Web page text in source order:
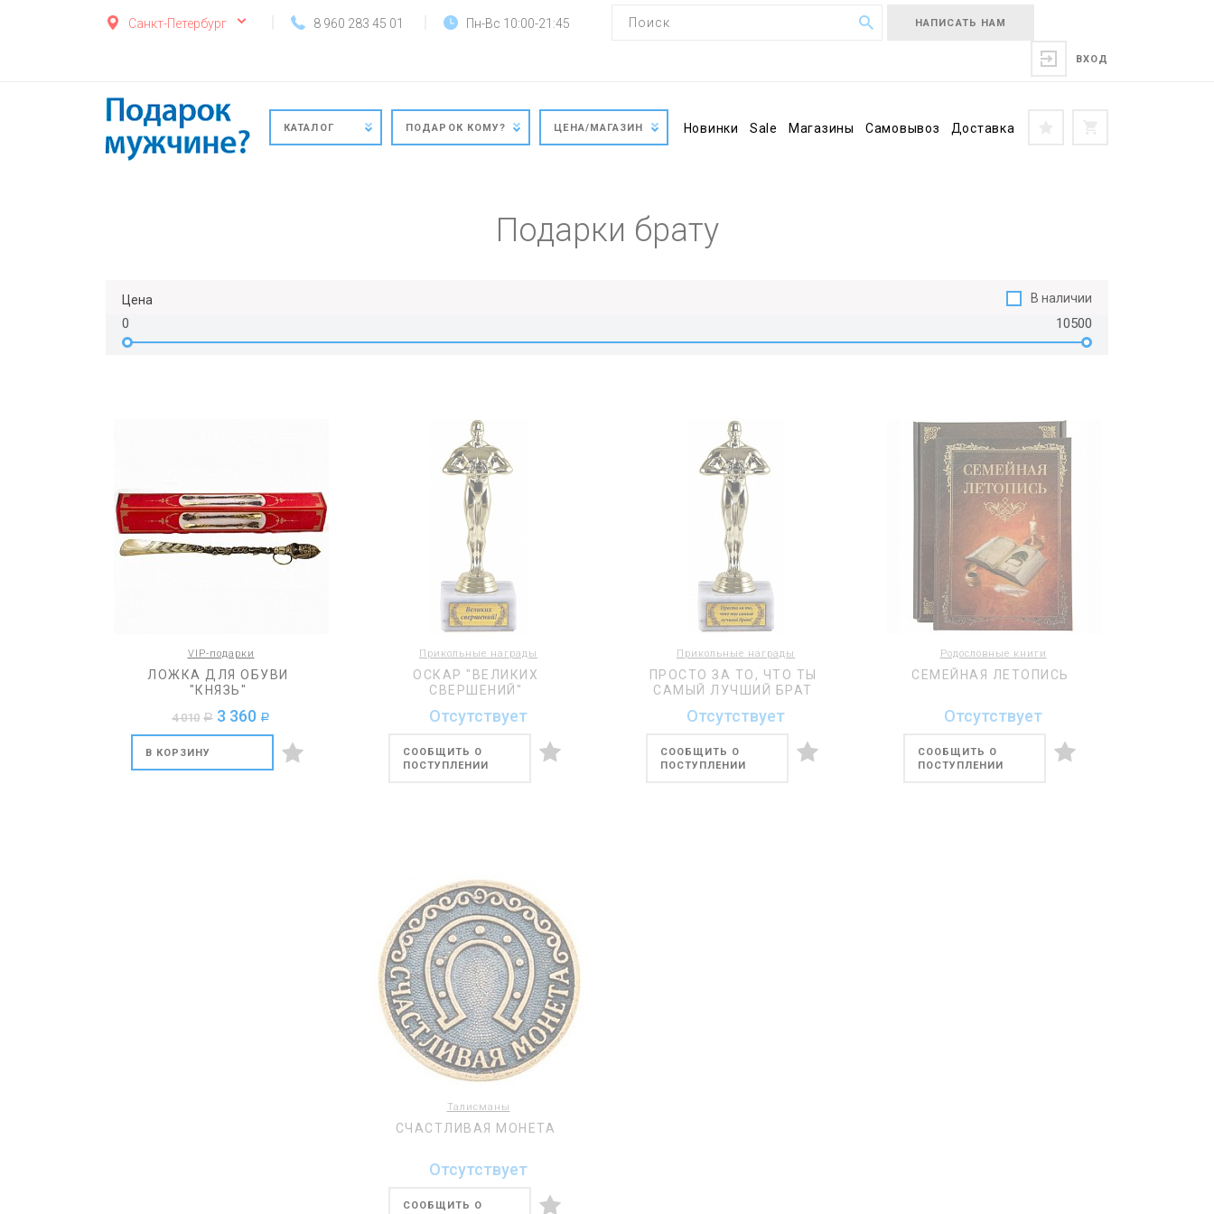
Санкт-Петербург 8 960 283 45 01 Пн-Вс 10:00-21:45 НАПИСАТЬ НАМ
ВХОД
КАТАЛОГ ПОДАРОК КОМУ? ЦЕНА/МАГАЗИН Новинки Sale Магазины Самовывоз Доставка
Подарки брату
Цена В наличии
0 10500
VIP-подарки
ЛОЖКА ДЛЯ ОБУВИ
"КНЯЗЬ"
4 010 a 3 360 a
В КОРЗИНУ
Прикольные награды
ОСКАР "ВЕЛИКИХ
СВЕРШЕНИЙ"
Отсутствует
СООБЩИТЬ О
ПОСТУПЛЕНИИ
Прикольные награды
ПРОСТО ЗА ТО, ЧТО ТЫ
САМЫЙ ЛУЧШИЙ БРАТ
Отсутствует
СООБЩИТЬ О
ПОСТУПЛЕНИИ
Родословные книги
СЕМЕЙНАЯ ЛЕТОПИСЬ
Отсутствует
СООБЩИТЬ О
ПОСТУПЛЕНИИ
Талисманы
СЧАСТЛИВАЯ МОНЕТА
Отсутствует
СООБЩИТЬ О